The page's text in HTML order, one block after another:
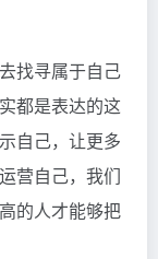
找寻属于自己
都是表达的这
自己，让更多
营自己，我们
的人才能够把